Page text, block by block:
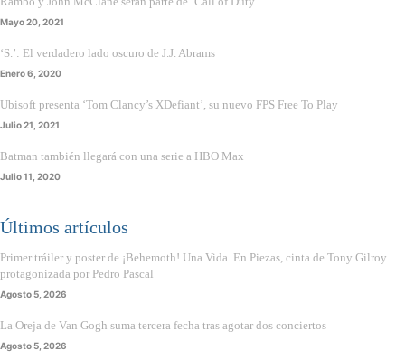
Mayo 20, 2021
‘S.’: El verdadero lado oscuro de J.J. Abrams
Enero 6, 2020
Ubisoft presenta ‘Tom Clancy’s XDefiant’, su nuevo FPS Free To Play
Julio 21, 2021
Batman también llegará con una serie a HBO Max
Julio 11, 2020
Últimos artículos
Primer tráiler y poster de ¡Behemoth! Una Vida. En Piezas, cinta de Tony Gilroy
protagonizada por Pedro Pascal
Agosto 5, 2026
La Oreja de Van Gogh suma tercera fecha tras agotar dos conciertos
Agosto 5, 2026